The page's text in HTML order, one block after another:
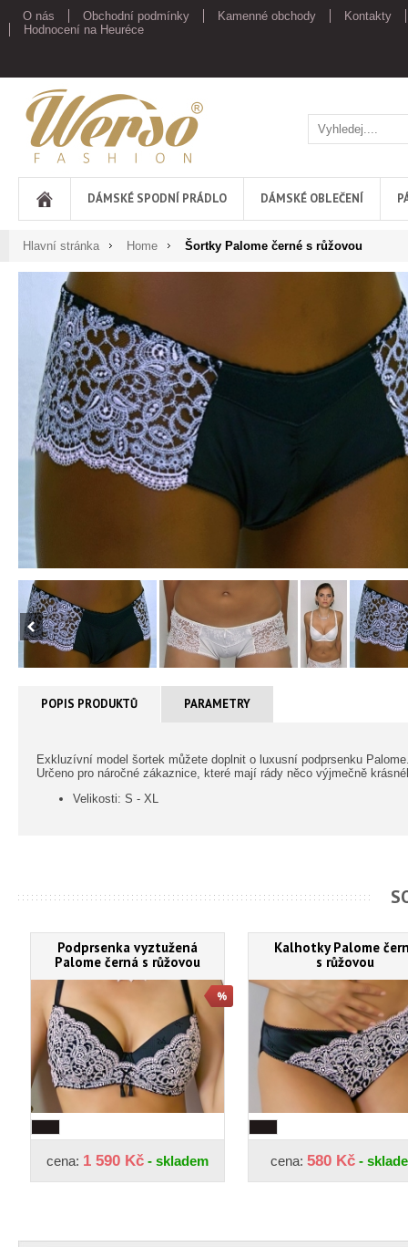
O nás Obchodní podmínky Kamenné obchody
Kontakty
Hodnocení na Heuréce
Werso
DÁMSKÉ SPODNÍ PRÁDLO DÁMSKÉ OBLEČENÍ
Hlavní stránka Home Šortky Palome černé s růžovou
POPIS PRODUKTŮ PARAMETRY
Exkluzívní model šortek můžete doplnit o luxusní podprsenku
Určeno pro náročné zákaznice, které mají rády něco výjmečně
Velikosti: S - XL
Podprsenka vyztužená
Palome černá s růžovou
cena: 1 590 Kč - skladem
Kalhotky Palome
s růžovou
cena: 580 Kč -